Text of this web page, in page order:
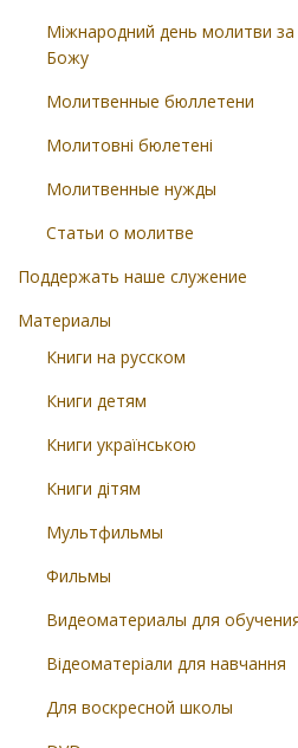
Міжнародний день молитви за
Божу
Молитвенные бюллетени
Молитовні бюлетені
Молитвенные нужды
Статьи о молитве
Поддержать наше служение
Материалы
Книги на русском
Книги детям
Книги українською
Книги дітям
Мультфильмы
Фильмы
Видеоматериалы для
Відеоматеріали для навчання
Для воскресной школы